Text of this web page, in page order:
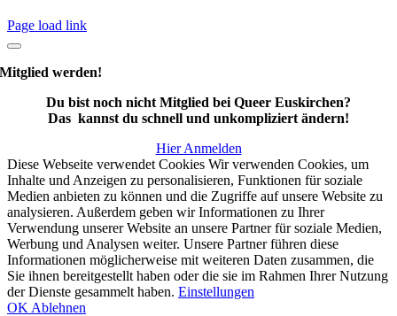
Page load link
Mitglied werden!
Du bist noch nicht Mitglied bei Queer Euskirchen?
Das kannst du schnell und unkompliziert ändern!
Hier Anmelden
Diese Webseite verwendet Cookies Wir verwenden Cookies, um
Inhalte und Anzeigen zu personalisieren, Funktionen für soziale
Medien anbieten zu können und die Zugriffe auf unsere Website zu
analysieren. Außerdem geben wir Informationen zu Ihrer
Verwendung unserer Website an unsere Partner für soziale Medien,
Werbung und Analysen weiter. Unsere Partner führen diese
Informationen möglicherweise mit weiteren Daten zusammen, die
Sie ihnen bereitgestellt haben oder die sie im Rahmen Ihrer Nutzung
der Dienste gesammelt haben. Einstellungen
OK Ablehnen